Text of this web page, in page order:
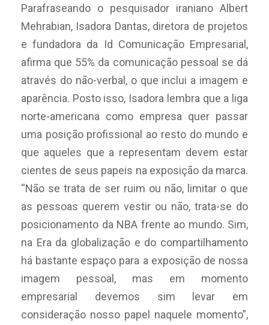
Parafraseando o pesquisador iraniano Albert
Mehrabian, Isadora Dantas, diretora de projetos
e fundadora da Id Comunicação Empresarial,
afirma que 55% da comunicação pessoal se dá
através do não-verbal, o que inclui a imagem e
aparência. Posto isso, Isadora lembra que a liga
norte-americana como empresa quer passar
uma posição profissional ao resto do mundo e
que aqueles que a representam devem estar
cientes de seus papeis na exposição da marca.
“Não se trata de ser ruim ou não, limitar o que
as pessoas querem vestir ou não, trata-se do
posicionamento da NBA frente ao mundo. Sim,
na Era da globalização e do compartilhamento
há bastante espaço para a exposição de nossa
imagem pessoal, mas em momento
empresarial devemos sim levar em
consideração nosso papel naquele momento”,